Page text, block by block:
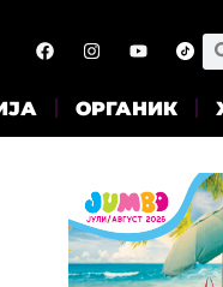
ОРГАНИК